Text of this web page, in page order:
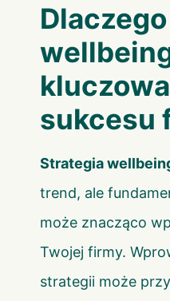
sukcesu
Strategia
trend, ale
może znacząco
Twojej firmy.
strategii może